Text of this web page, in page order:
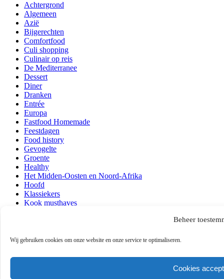
Beheer
Wij gebruiken cookies om onze website en onze service te optimaliseren.
Cookies
Achtergrond
Algemeen
Azië
Bijgerechten
Comfortfood
Culi shopping
Culinair op reis
De Mediterranee
Dessert
Diner
Dranken
Entrée
Europa
Fastfood Homemade
Feestdagen
Food history
Gevogelte
Groente
Healthy
Het Midden-Oosten en Noord-Afrika
Hoofd
Klassiekers
Kook musthaves
Over mij
Quick & Easy